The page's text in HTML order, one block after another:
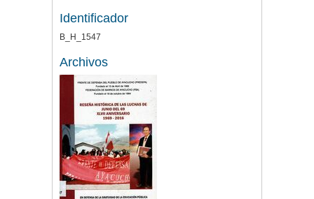
Identificador
B_H_1547
Archivos